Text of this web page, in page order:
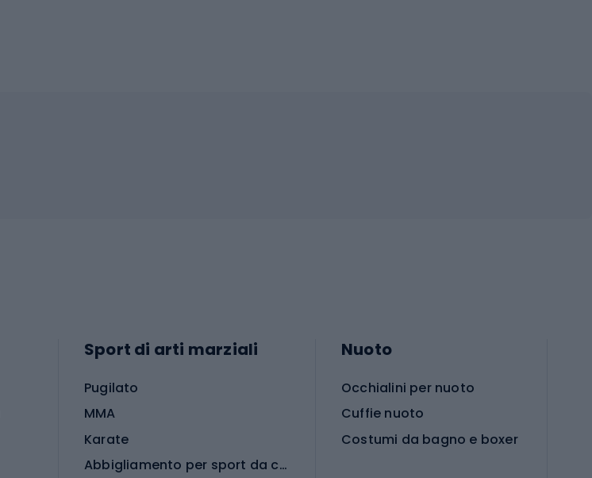
Sport di arti marziali
Pugilato
MMA
Karate
Abbigliamento per sport da combattimento
Nuoto
Occhialini per nuoto
Cuffie nuoto
Costumi da bagno e boxer